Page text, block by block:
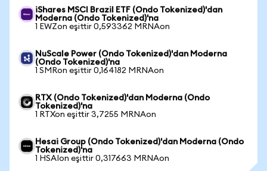
iShares MSCI Brazil ETF (Ondo Tokenized)'dan
Moderna (Ondo Tokenized)'na
1 EWZon eşittir 0,593362 MRNAon
NuScale Power (Ondo Tokenized)'dan Moderna
(Ondo Tokenized)'na
1 SMRon eşittir 0,164182 MRNAon
RTX (Ondo Tokenized)'dan Moderna (Ondo
Tokenized)'na
1 RTXon eşittir 3,7255 MRNAon
Hesai Group (Ondo Tokenized)'dan Moderna (Ondo
Tokenized)'na
1 HSAIon eşittir 0,317663 MRNAon